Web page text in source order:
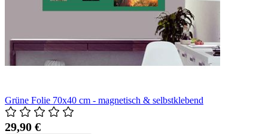
Grüne Folie 70x40 cm - magnetisch & selbstklebend
29,90 €